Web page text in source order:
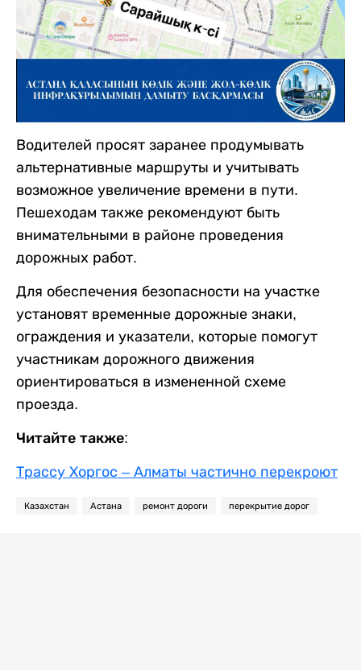
Водителей просят заранее продумывать
альтернативные маршруты и учитывать
возможное увеличение времени в пути.
Пешеходам также рекомендуют быть
внимательными в районе проведения
дорожных работ.
Для обеспечения безопасности на участке
установят временные дорожные знаки,
ограждения и указатели, которые помогут
участникам дорожного движения
ориентироваться в измененной схеме
проезда.
Читайте также:
Трассу Хоргос – Алматы частично перекроют
Казахстан Астана ремонт дороги перекрытие дорог